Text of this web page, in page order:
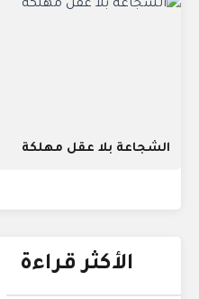
الشجاعة بلا عقل مهلكة
الأكثر قراءة